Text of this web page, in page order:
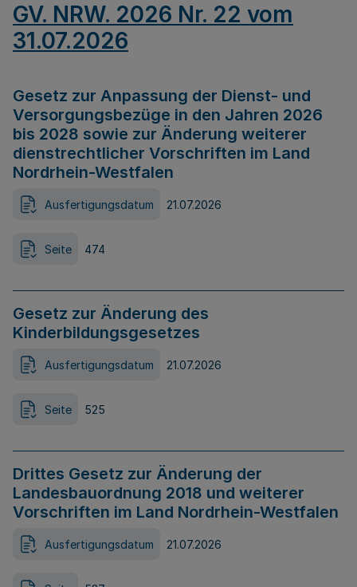
GV. NRW. 2026 Nr. 22 vom
31.07.2026
Gesetz zur Anpassung der Dienst- und
Versorgungsbezüge in den Jahren 2026
bis 2028 sowie zur Änderung weiterer
dienstrechtlicher Vorschriften im Land
Nordrhein-Westfalen
Ausfertigungsdatum 21.07.2026
Seite 474
Gesetz zur Änderung des
Kinderbildungsgesetzes
Ausfertigungsdatum 21.07.2026
Seite 525
Drittes Gesetz zur Änderung der
Landesbauordnung 2018 und weiterer
Vorschriften im Land Nordrhein-Westfalen
Ausfertigungsdatum 21.07.2026